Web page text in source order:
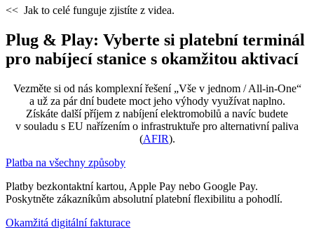
<< Jak to celé funguje zjistíte z videa.
Plug & Play: Vyberte si platební terminál
pro nabíjecí stanice s okamžitou aktivací
Vezměte si od nás komplexní řešení „Vše v jednom / All-in-One“
a už za pár dní budete moct jeho výhody využívat naplno.
Získáte další příjem z nabíjení elektromobilů a navíc budete
v souladu s EU nařízením o infrastruktuře pro alternativní paliva
(AFIR).
Platba na všechny způsoby
Platby bezkontaktní kartou, Apple Pay nebo Google Pay.
Poskytněte zákazníkům absolutní platební flexibilitu a pohodlí.
Okamžitá digitální fakturace